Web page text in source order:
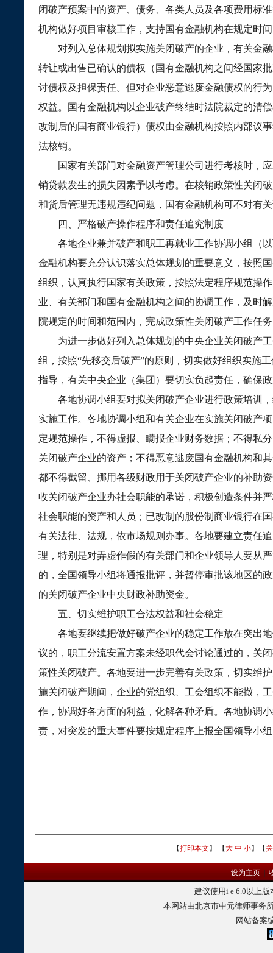
闭破产预案中的资产、债务、各类人员及各项费用标
机构做好项目审核工作，支持国有金融机构在规定时
对列入总体规划拟实施关闭破产的企业，有关金融
转让或出售已确认的债权（国有金融机构之间经国家
讨债权及担保责任。但对企业恶意逃废金融债权的行
权益。国有金融机构以企业破产终结时法院裁定的清
改制后的国有商业银行）债权由金融机构按照内部议
法核销。
国家有关部门对金融资产管理公司进行考核时，应
销贷款发生的损失因素予以考虑。在核销政策性关闭
和货后管理无违规违纪问题，国有金融机构可不对有
四、严格破产操作程序和责任追究制度
各地企业兼并破产和职工再就业工作协调小组（以
金融机构要充分认识落实总体规划的重要意义，按照
组织，认真执行国家有关政策，按照法定程序规范操
业、有关部门和国有金融机构之间的协调工作，及时
院规定的时间和范围内，完成政策性关闭破产工作任
为进一步做好列入总体规划的中央企业关闭破产工
组，按照“先移交后破产”的原则，切实做好组织实施
指导，有关中央企业（集团）要切实负起责任，确保
各地协调小组要对拟关闭破产企业进行政策培训，
实施工作。各地协调小组和有关企业在实施关闭破产
定规范操作，不得虚报、瞒报企业财务数据；不得私
关闭破产企业的资产；不得恶意逃废国有金融机构和
都不得截留、挪用各级财政用于关闭破产企业的补助
收关闭破产企业办社会职能的承诺，积极创造条件并
社会职能的资产和人员；已改制的股份制商业银行在
有关法律、法规，依市场规则办事。各地要建立责任
理，特别是对弄虚作假的有关部门和企业领导人要从
的，全国领导小组将通报批评，并暂停审批该地区的
的关闭破产企业中央财政补助资金。
五、切实维护职工合法权益和社会稳定
各地要继续把做好破产企业的稳定工作放在突出地
议的，职工分流安置方案未经职代会讨论通过的，关
策性关闭破产。各地要进一步完善有关政策，切实维
施关闭破产期间，企业的党组织、工会组织不能撤，
作，协调好各方面的利益，化解各种矛盾。各地协调
责，对突发的重大事件要按规定程序上报全国领导小
【打印本文 】 【大 中 小】【
设为主页
建议使用i e 6.0 以上版
本网站由北京市中元律师事务
网站备案